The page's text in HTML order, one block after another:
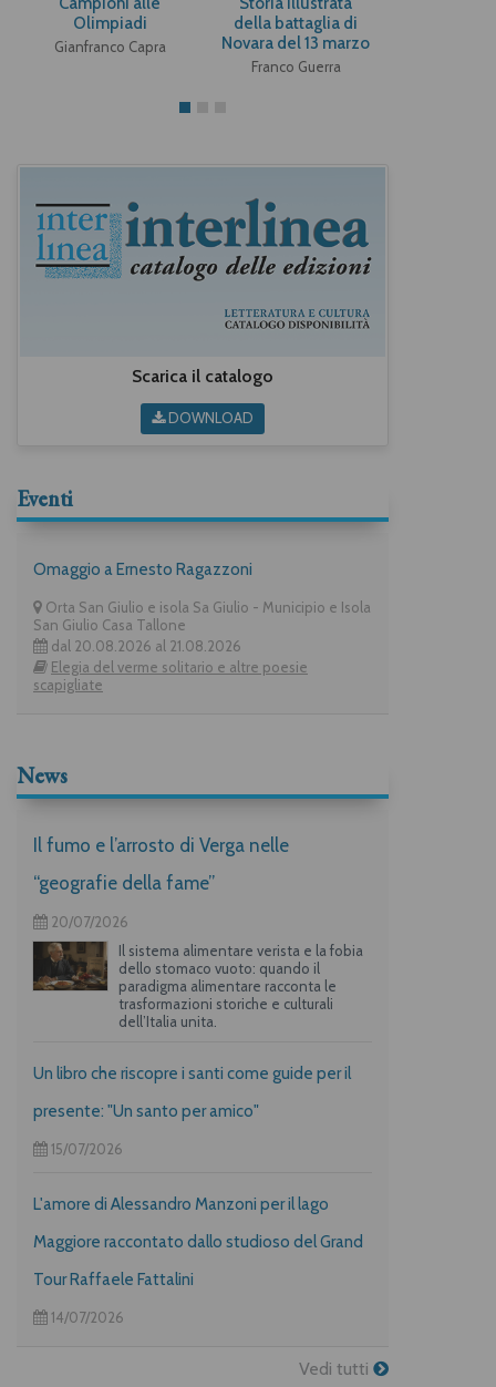
Olimpiadi
Gianfranco Capra
della battaglia di
Novara del 13 marzo
1849
Franco Guerra
Scarica il catalogo
DOWNLOAD
Eventi
Omaggio a Ernesto Ragazzoni
Orta San Giulio e isola Sa Giulio - Municipio e Isola
San Giulio Casa Tallone
dal 20.08.2026 al 21.08.2026
Elegia del verme solitario e altre poesie
scapigliate
News
Il fumo e l’arrosto di Verga nelle
“geografie della fame”
20/07/2026
Il sistema alimentare verista e la fobia
dello stomaco vuoto: quando il
paradigma alimentare racconta le
trasformazioni storiche e culturali
dell’Italia unita.
Un libro che riscopre i santi come guide per il
presente: "Un santo per amico"
15/07/2026
L'amore di Alessandro Manzoni per il lago
Maggiore raccontato dallo studioso del Grand
Tour Raffaele Fattalini
14/07/2026
Vedi tutti